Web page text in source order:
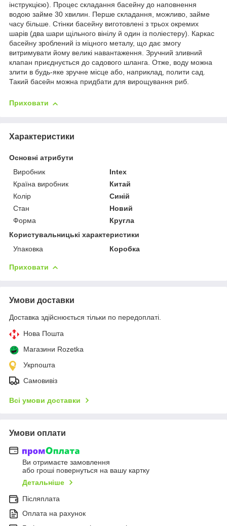
інструкцією). Процес складання басейну до наповнення
водою займе 30 хвилин. Перше складання, можливо, займе
часу більше. Стінки басейну виготовлені з трьох окремих
шарів (два шари щільного вінілу й один із поліестеру). Каркас
басейну зроблений із міцного металу, що дає змогу
витримувати йому великі навантаження. Зручний зливний
клапан приєднується до садового шланга. Отже, воду можна
злити в будь-яке зручне місце або, наприклад, полити сад.
Такий басейн можна придбати для вирощування риб.
Приховати
Характеристики
Основні атрибути
Виробник
Intex
Країна виробник
Китай
Колір
Синій
Стан
Новий
Форма
Кругла
Користувальницькі характеристики
Упаковка
Коробка
Приховати
Умови доставки
Доставка здійснюється тільки по передоплаті.
Нова Пошта
Магазини Rozetka
Укрпошта
Самовивіз
Всі умови доставки
Умови оплати
Ви отримаєте замовлення
або гроші повернуться на вашу картку
Детальніше
Післяплата
Оплата на рахунок